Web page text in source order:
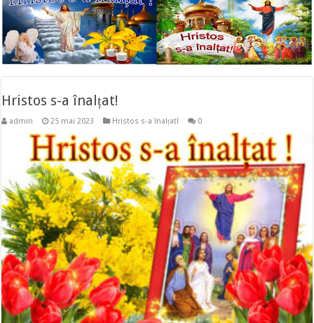
Hristos s-a înalțat!
admin 25 mai 2023 Hristos s-a înalțat! 0